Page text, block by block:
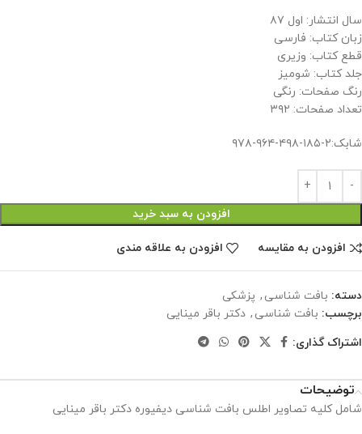
سال انتشار: اول ۸۷
زبان کتاب: فارسی
قطع کتاب: وزیری
جلد کتاب: شومیز
رنگ صفحات: رنگی
تعداد صفحات: ۳۹۲
شابک:۲-۱۸۵-۴۹۸-۹۶۴-۹۷۸
افزودن به سبد خرید
افزودن به مقایسه افزودن به علاقه مندی
دسته: بافت شناسی , پزشکی
برچسب: بافت شناسی , دکتر باقر مینایی
اشتراک گذاری:
توضیحات
شامل کلیه تصاویر اطلس بافت شناسی دیفیوره دکتر باقر مینایی